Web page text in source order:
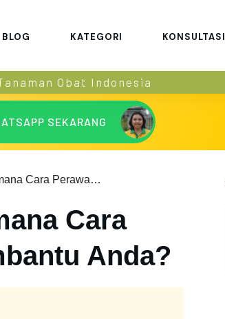
BLOG KATEGORI KONSULTASI
Obat Indonesia
SEKARANG
Layanan Medis: Bagaimana Cara Perawatan Hospis Membantu Anda?
Cara
Anda?